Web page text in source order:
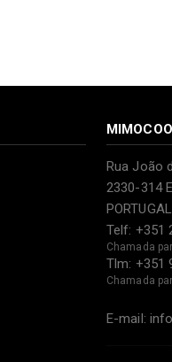
Rua João
2330-314
PORTUGAL
Telf: +351
Chamada
Tlm: +351
Chamada
E-mail: